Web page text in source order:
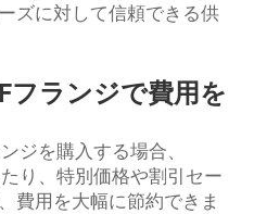
ズに対して信頼できる供
フランジで費用を
ジを購入する場合、
り、特別価格や割引セー
費用を大幅に節約できま